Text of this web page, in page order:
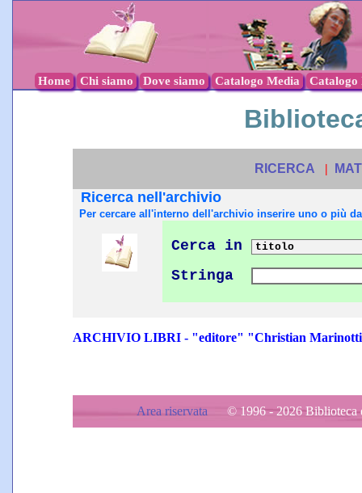
Home Chi siamo Dove siamo Catalogo Media Catalogo
RICERCA |
Ricerca nell'archivio
Per cercare all'interno dell'archivio inserire uno o più
Cerca in
Stringa
ARCHIVIO LIBRI - "editore" "Christian Marinotti
Area riservata © 1996 - 2026 Biblioteca